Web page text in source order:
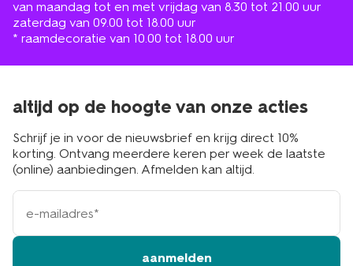
van maandag tot en met vrijdag van 8.30 tot 21.00 uur
zaterdag van 09.00 tot 18.00 uur
* raamdecoratie van 10.00 tot 18.00 uur
altijd op de hoogte van onze acties
Schrijf je in voor de nieuwsbrief en krijg direct 10%
korting. Ontvang meerdere keren per week de laatste
(online) aanbiedingen. Afmelden kan altijd.
e-
mailadres
aanmelden